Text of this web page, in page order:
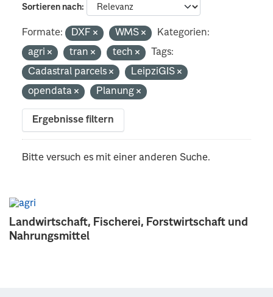
Landwirtschaft, Fischerei, Forstwirtschaft und
Nahrungsmittel
Sortieren nach
Formate: DXF WMS
Kategorien:
agri
tran tech
Tags:
Cadastral parcels
LeipziGIS
opendata
Planung
Ergebnisse filtern
Bitte versuch es mit einer anderen Suche.